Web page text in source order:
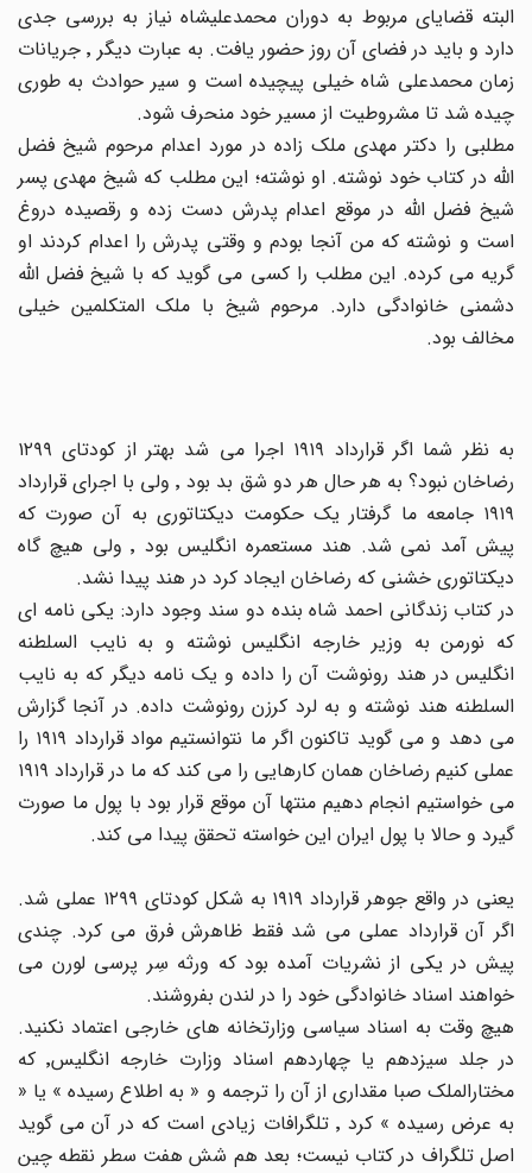
البته قضایای مربوط به دوران محمدعلیشاه نیاز به بررسی جدی
دارد و باید در فضای آن روز حضور یافت. به عبارت دیگر ٬ جریانات
زمان محمدعلی شاه خیلی پیچیده است و سیر حوادث به طوری
چیده شد تا مشروطیت از مسیر خود منحرف شود.
مطلبی را دکتر مهدی ملک زاده در مورد اعدام مرحوم شیخ فضل
الله در کتاب خود نوشته. او نوشته؛ این مطلب که شیخ مهدی پسر
شیخ فضل الله در موقع اعدام پدرش دست زده و رقصیده دروغ
است و نوشته که من آنجا بودم و وقتی پدرش را اعدام کردند او
گریه می کرده. این مطلب را کسی می گوید که با شیخ فضل الله
دشمنی خانوادگی دارد. مرحوم شیخ با ملک المتکلمین خیلی
مخالف بود.
به نظر شما اگر قرارداد ١٩١٩ اجرا می شد بهتر از کودتای ١٢٩٩
رضاخان نبود؟ به هر حال هر دو شق بد بود ٬ ولی با اجرای قرارداد
١٩١٩ جامعه ما گرفتار یک حکومت دیکتاتوری به آن صورت که
پیش آمد نمی شد. هند مستعمره انگلیس بود ٬ ولی هیچ گاه
دیکتاتوری خشنی که رضاخان ایجاد کرد در هند پیدا نشد.
در کتاب زندگانی احمد شاه بنده دو سند وجود دارد: یکی نامه ای
که نورمن به وزیر خارجه انگلیس نوشته و به نایب السلطنه
انگلیس در هند رونوشت آن را داده و یک نامه دیگر که به نایب
السلطنه هند نوشته و به لرد کرزن رونوشت داده. در آنجا گزارش
می دهد و می گوید تاکنون اگر ما نتوانستیم مواد قرارداد ١٩١٩ را
عملی کنیم رضاخان همان کارهایی را می کند که ما در قرارداد ١٩١٩
می خواستیم انجام دهیم منتها آن موقع قرار بود با پول ما صورت
گیرد و حالا با پول ایران این خواسته تحقق پیدا می کند.
یعنی در واقع جوهر قرارداد ١٩١٩ به شکل کودتای ١٢٩٩ عملی شد.
اگر آن قرارداد عملی می شد فقط ظاهرش فرق می کرد. چندی
پیش در یکی از نشریات آمده بود که ورثه سِر پرسی لورن می
خواهند اسناد خانوادگی خود را در لندن بفروشند.
هیچ وقت به اسناد سیاسی وزارتخانه های خارجی اعتماد نکنید.
در جلد سیزدهم یا چهاردهم اسناد وزارت خارجه انگلیس٬ که
مختارالملک صبا مقداری از آن را ترجمه و « به اطلاع رسیده » یا «
به عرض رسیده » کرد ٬ تلگرافات زیادی است که در آن می گوید
اصل تلگراف در کتاب نیست؛ بعد هم شش هفت سطر نقطه چین